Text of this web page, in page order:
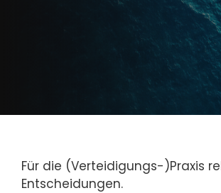
Für die (Verteidigungs-)Praxis
Entscheidungen.